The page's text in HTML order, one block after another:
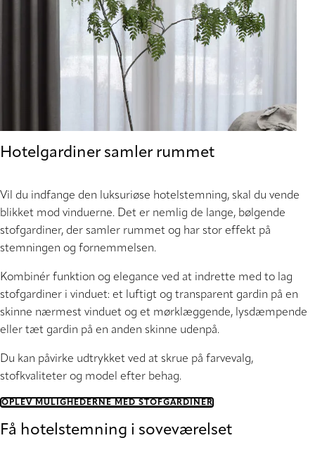
Hotelgardiner samler rummet
Vil du indfange den luksuriøse hotelstemning, skal du vende
blikket mod vinduerne. Det er nemlig de lange, bølgende
stofgardiner, der samler rummet og har stor effekt på
stemningen og fornemmelsen.
Kombinér funktion og elegance ved at indrette med to lag
stofgardiner i vinduet: et luftigt og transparent gardin på en
skinne nærmest vinduet og et mørklæggende, lysdæmpende
eller tæt gardin på en anden skinne udenpå.
Du kan påvirke udtrykket ved at skrue på farvevalg,
stofkvaliteter og model efter behag.
OPLEV MULIGHEDERNE MED STOFGARDINER
Få hotelstemning i soveværelset